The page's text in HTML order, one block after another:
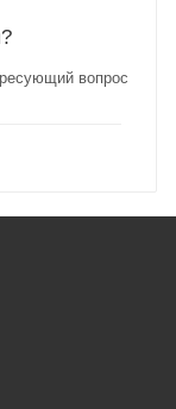
вопрос